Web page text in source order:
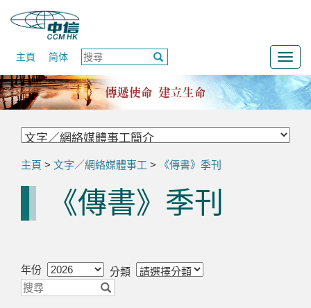
主頁 简体
主頁 > 文字／網絡媒體事工 > 《傳書》季刊
《傳書》季刊
年份 分類